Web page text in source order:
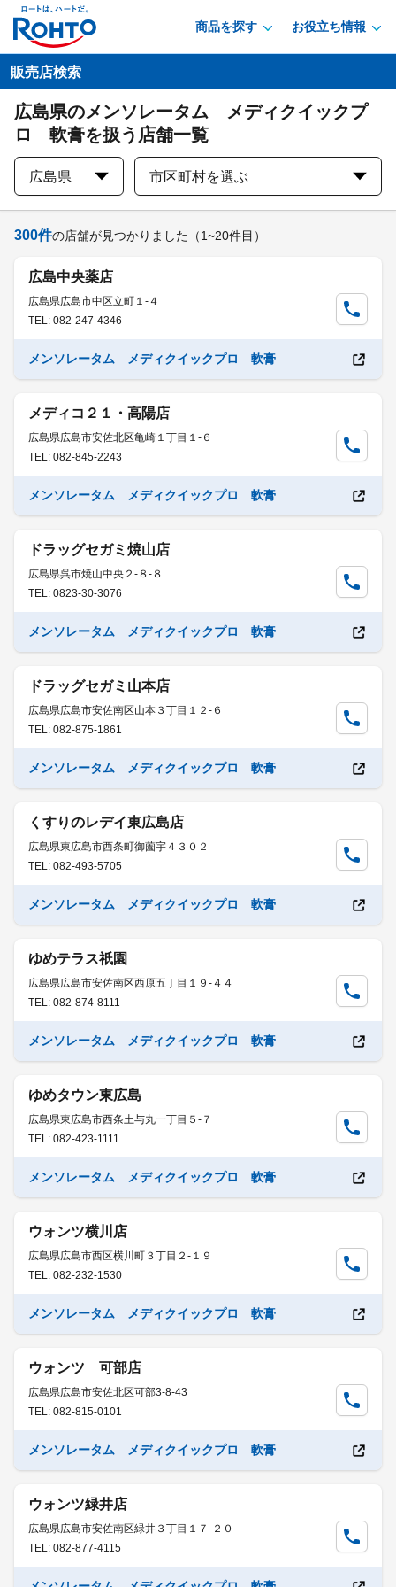
商品を探す お役立ち情報
販売店検索
広島県のメンソレータム メディクイックプ
ロ 軟膏を扱う店舗一覧
広島県 市区町村を選ぶ
300件の店舗が見つかりました （1~20件目）
広島中央薬店
広島県広島市中区立町１-４
TEL: 082-247-4346
メンソレータム メディクイックプロ 軟膏
メディコ２１・高陽店
広島県広島市安佐北区亀崎１丁目１-６
TEL: 082-845-2243
メンソレータム メディクイックプロ 軟膏
ドラッグセガミ焼山店
広島県呉市焼山中央２-８-８
TEL: 0823-30-3076
メンソレータム メディクイックプロ 軟膏
ドラッグセガミ山本店
広島県広島市安佐南区山本３丁目１２-６
TEL: 082-875-1861
メンソレータム メディクイックプロ 軟膏
くすりのレデイ東広島店
広島県東広島市西条町御薗宇４３０２
TEL: 082-493-5705
メンソレータム メディクイックプロ 軟膏
ゆめテラス祇園
広島県広島市安佐南区西原五丁目１９-４４
TEL: 082-874-8111
メンソレータム メディクイックプロ 軟膏
ゆめタウン東広島
広島県東広島市西条土与丸一丁目５-７
TEL: 082-423-1111
メンソレータム メディクイックプロ 軟膏
ウォンツ横川店
広島県広島市西区横川町３丁目２-１９
TEL: 082-232-1530
メンソレータム メディクイックプロ 軟膏
ウォンツ 可部店
広島県広島市安佐北区可部3-8-43
TEL: 082-815-0101
メンソレータム メディクイックプロ 軟膏
ウォンツ緑井店
広島県広島市安佐南区緑井３丁目１７-２０
TEL: 082-877-4115